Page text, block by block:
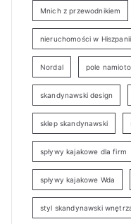
Mnich z przewodnikiem
nieruchomości w Hiszpanii
Nordal pole
skandynawski design
sklep skandynawski
spływy kajakowe dla firm
spływy kajakowe Wda
styl skandynawski